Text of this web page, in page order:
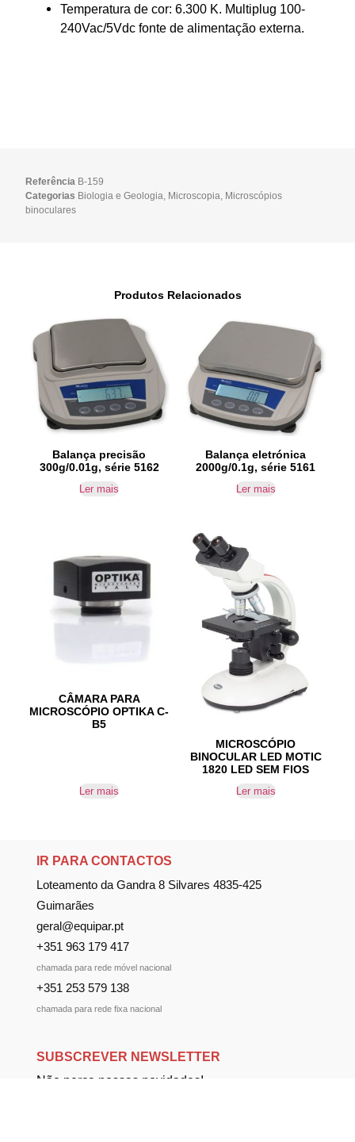
Temperatura de cor: 6.300 K. Multiplug 100-
240Vac/5Vdc fonte de alimentação externa.
Referência B-159
Categorias Biologia e Geologia Microscopia Microscópios
binoculares
Produtos Relacionados
Balança precisão
300g/0.01g, série 5162
Ler mais
Balança eletrónica
2000g/0.1g, série 5161
Ler mais
CÂMARA PARA
MICROSCÓPIO OPTIKA C-
B5
Ler mais
MICROSCÓPIO
BINOCULAR LED MOTIC
1820 LED SEM FIOS
Ler mais
IR PARA CONTACTOS
Loteamento da Gandra 8 Silvares 4835-425
Guimarães
geral@equipar.pt
+351 963 179 417
chamada para rede móvel nacional
+351 253 579 138
chamada para rede fixa nacional
SUBSCREVER NEWSLETTER
Não perca nossas novidades!